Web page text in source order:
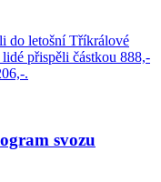
do letošní Tříkrálové
přispěli částkou 888,-
.
svozu